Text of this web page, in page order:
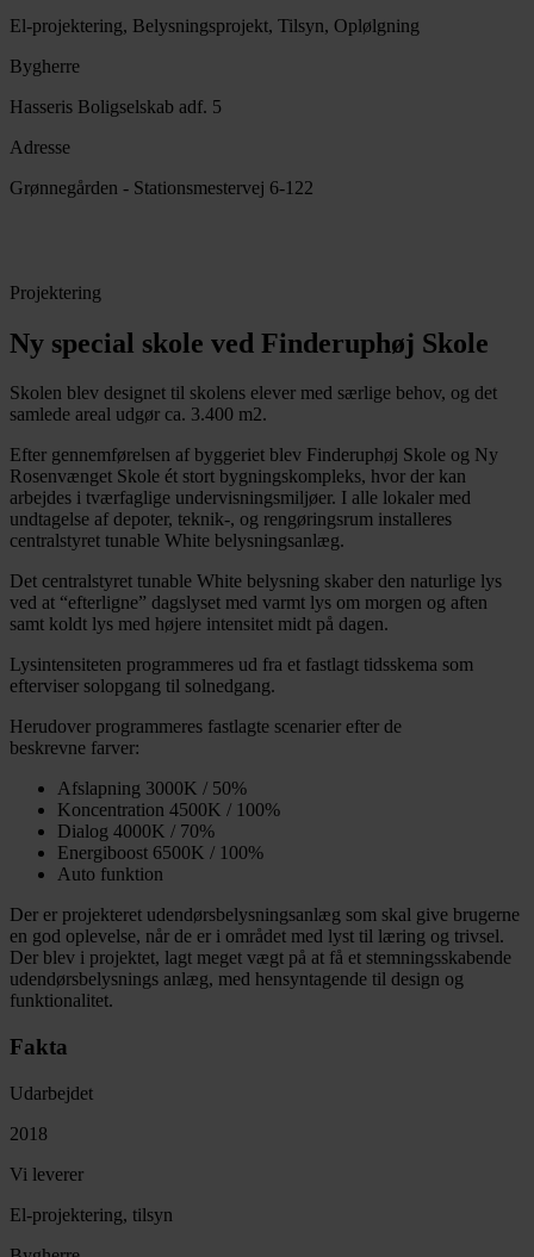
El-projektering, Belysningsprojekt, Tilsyn, Oplølgning
Bygherre
Hasseris Boligselskab adf. 5
Adresse
Grønnegården - Stationsmestervej 6-122
Projektering
Ny special skole ved Finderuphøj Skole
Skolen blev designet til skolens elever med særlige behov, og det
samlede areal udgør ca. 3.400 m2.
Efter gennemførelsen af byggeriet blev Finderuphøj Skole og Ny
Rosenvænget Skole ét stort bygningskompleks, hvor der kan
arbejdes i tværfaglige undervisningsmiljøer. I alle lokaler med
undtagelse af depoter, teknik-, og rengøringsrum installeres
centralstyret tunable White belysningsanlæg.
Det centralstyret tunable White belysning skaber den naturlige lys
ved at “efterligne” dagslyset med varmt lys om morgen og aften
samt koldt lys med højere intensitet midt på dagen.
Lysintensiteten programmeres ud fra et fastlagt tidsskema som
efterviser solopgang til solnedgang.
Herudover programmeres fastlagte scenarier efter de
beskrevne farver:
Afslapning 3000K / 50%
Koncentration 4500K / 100%
Dialog 4000K / 70%
Energiboost 6500K / 100%
Auto funktion
Der er projekteret udendørsbelysningsanlæg som skal give brugerne
en god oplevelse, når de er i området med lyst til læring og trivsel.
Der blev i projektet, lagt meget vægt på at få et stemningsskabende
udendørsbelysnings anlæg, med hensyntagende til design og
funktionalitet.
Fakta
Udarbejdet
2018
Vi leverer
El-projektering, tilsyn